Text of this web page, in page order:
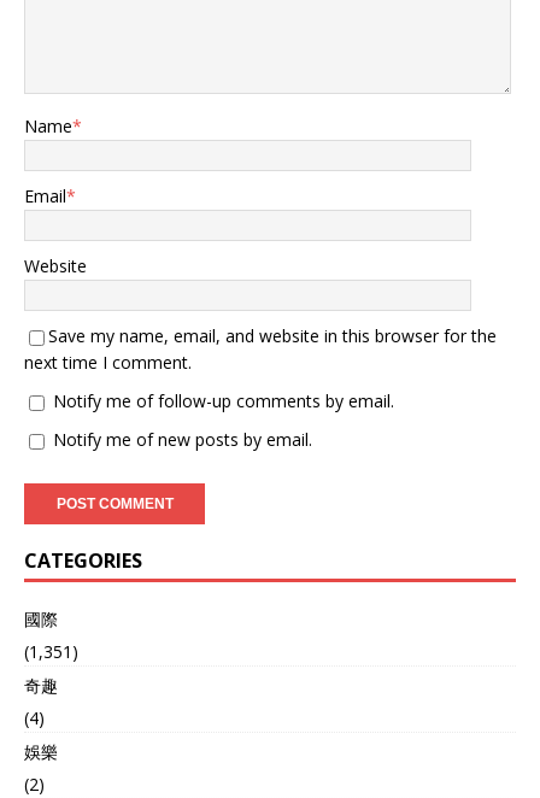
Name*
Email*
Website
Save my name, email, and website in this browser for the
next time I comment.
Notify me of follow-up comments by email.
Notify me of new posts by email.
CATEGORIES
國際
(1,351)
奇趣
(4)
娛樂
(2)